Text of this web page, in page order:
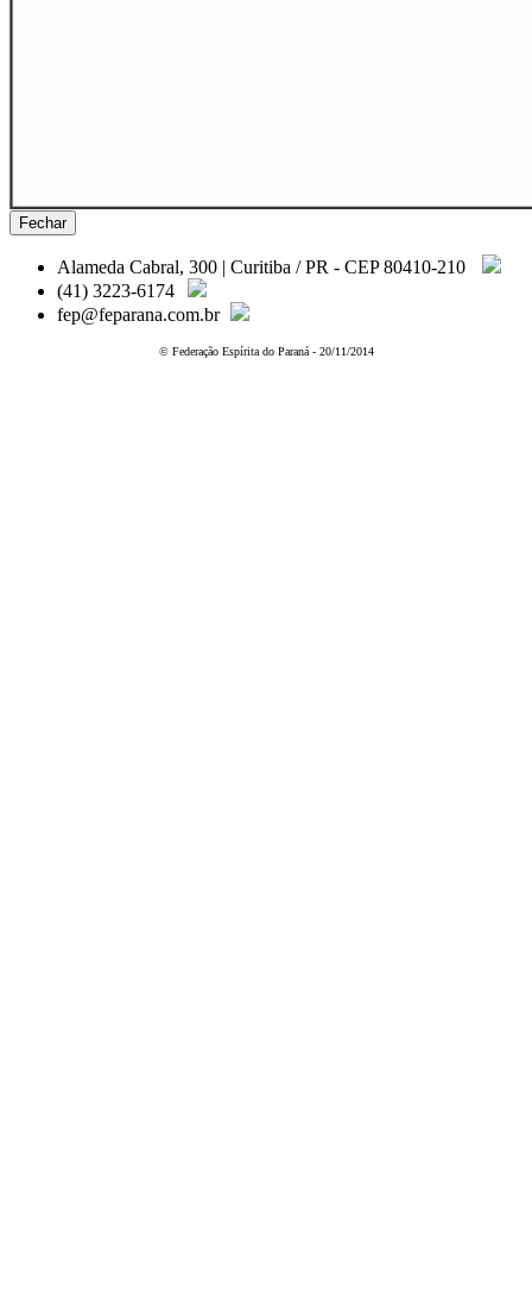
Fechar
Alameda Cabral, 300 | Curitiba / PR - CEP 80410-210
(41) 3223-6174
fep@feparana.com.br
© Federação Espírita do Paraná - 20/11/2014